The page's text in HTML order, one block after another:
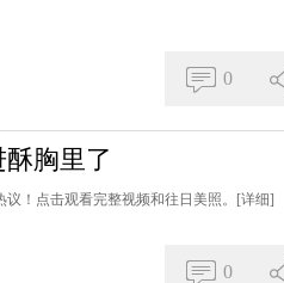
0
胸里了
！点击观看完整视频和往日美照。 [详细]
0